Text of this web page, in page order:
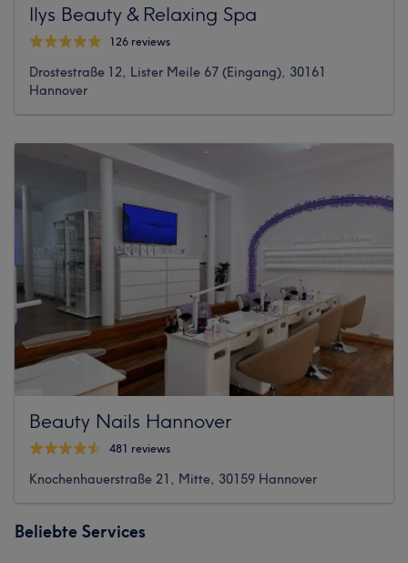
Ilys Beauty & Relaxing Spa
126 reviews
Drostestraße 12, Lister Meile 67 (Eingang), 30161
Hannover
Beauty Nails Hannover
481 reviews
Knochenhauerstraße 21, Mitte, 30159 Hannover
Beliebte Services